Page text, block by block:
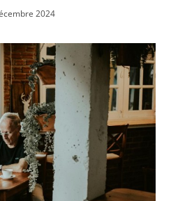
2024